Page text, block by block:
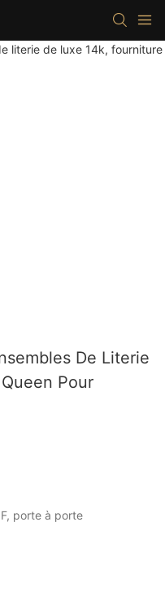
De Literie
Pour
porte à porte